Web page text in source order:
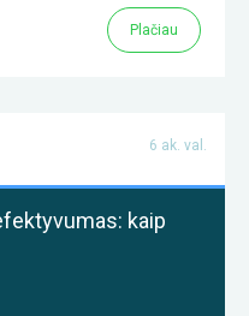
Plačiau
6 ak. val.
kaip